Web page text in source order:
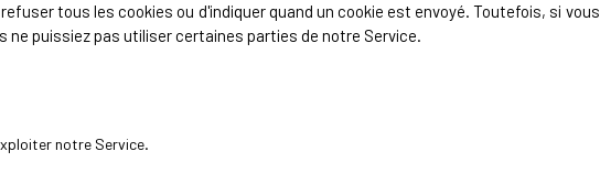
tous les cookies ou d'indiquer quand un cookie est envoyé. Toutefois, si vous
ne puissiez pas utiliser certaines parties de notre Service.
notre Service.